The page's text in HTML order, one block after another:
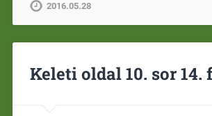
2016.05.28
Keleti oldal 10. sor 14.